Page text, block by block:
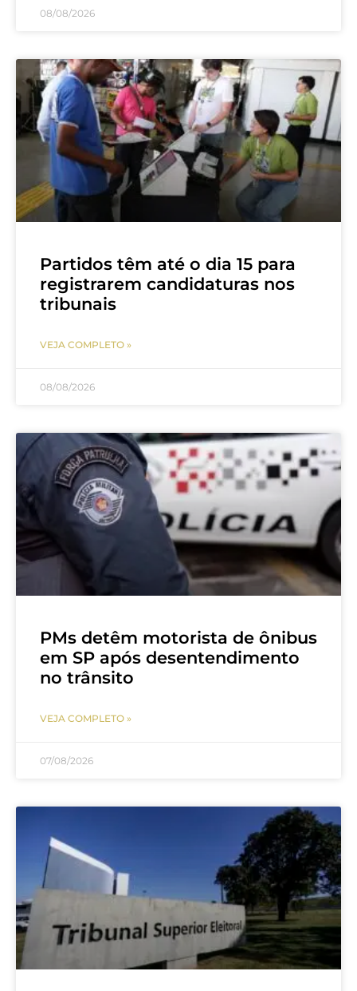
08/08/2026
Partidos têm até o dia 15 para
registrarem candidaturas nos
tribunais
VEJA COMPLETO »
08/08/2026
PMs detêm motorista de ônibus
em SP após desentendimento
no trânsito
VEJA COMPLETO »
07/08/2026